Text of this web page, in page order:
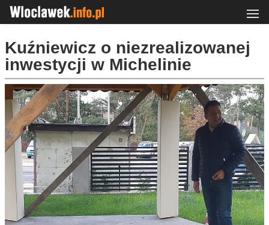
Kuźniewicz o niezrealizowanej
inwestycji w Michelinie